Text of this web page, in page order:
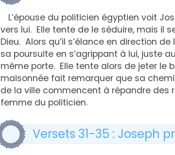
L’épouse du politicien égyptien voit
vers lui. Elle tente de le séduire, mais il
Dieu. Alors qu’il s’élance en direction
sa poursuite en s’agrippant à lui, juste
même porte. Elle tente alors de jeter le
maisonnée fait remarquer que sa
de la ville commencent à répandre des
femme du politicien.
Versets 31-35 : Joseph